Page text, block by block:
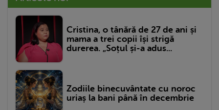
Cristina, o tânără de 27 de ani și
mama a trei copii își strigă
durerea. „Soțul și-a adus...
Zodiile binecuvântate cu noroc
uriaș la bani până în decembrie